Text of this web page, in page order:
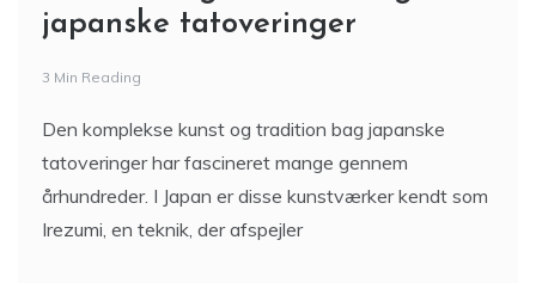
japanske tatoveringer
3 Min Reading
Den komplekse kunst og tradition bag japanske
tatoveringer har fascineret mange gennem
århundreder. I Japan er disse kunstværker kendt som
Irezumi, en teknik, der afspejler